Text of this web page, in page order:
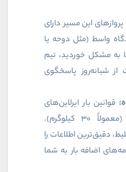
پروازهای این مسیر دارای
واسط (مثل دوحه یا
به مشکل خوردید، تیم
شبانه‌روز پاسخگوی
قوانین بار ایرلاین‌های
خارجی سخت‌گیرانه است (معمولاً ۳۰ کیلوگرم).
دقیق‌ترین اطلاعات را
اضافه بار به شما